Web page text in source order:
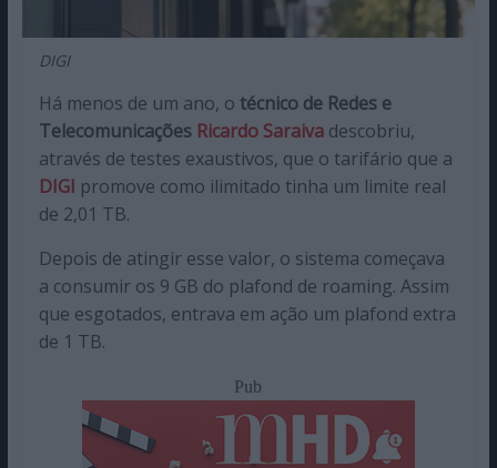
DIGI
Há menos de um ano, o técnico de Redes e
Telecomunicações Ricardo Saraivadescobriu,
através de testes exaustivos, que o tarifário que a
DIGI promove como ilimitado tinha um limite real
de 2,01 TB.
Depois de atingir esse valor, o sistema começava
a consumir os 9 GB do plafond de roaming. Assim
que esgotados, entrava em ação um plafond extra
de 1 TB.
Pub